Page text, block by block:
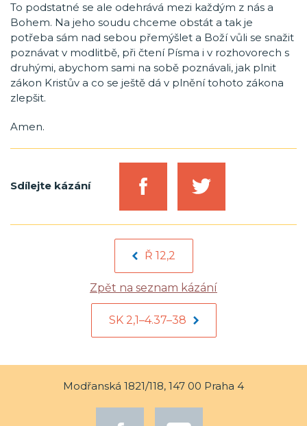
To podstatné se ale odehrává mezi každým z nás a
Bohem. Na jeho soudu chceme obstát a tak je
potřeba sám nad sebou přemýšlet a Boží vůli se snažit
poznávat v modlitbě, při čtení Písma i v rozhovorech s
druhými, abychom sami na sobě poznávali, jak plnit
zákon Kristův a co se ještě dá v plnění tohoto zákona
zlepšit.
Amen.
Sdílejte kázání
Ř 12,2
Zpět na seznam kázání
SK 2,1–4.37–38
Modřanská 1821/118, 147 00 Praha 4